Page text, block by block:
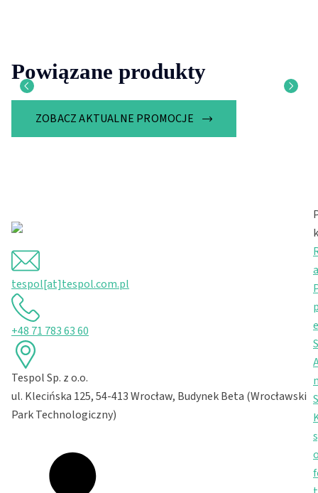
Powiązane produkty
ZOBACZ AKTUALNE PROMOCJE
tespol[at]tespol.com.pl
+48 71 783 63 60
Tespol Sp. z o.o.
ul. Klecińska 125, 54-413 Wrocław, Budynek Beta (Wrocławski
Park Technologiczny)